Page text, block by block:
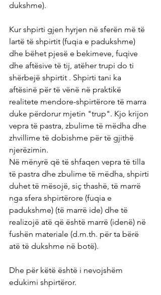
dukshme).
Kur shpirti gjen hyrjen në sferën më të
lartë të shpirtit (fuqia e padukshme)
dhe bëhet pjesë e bekimeve, fuqive
dhe aftësive të tij, atëher trupi do ti
shërbejë shpirtit . Shpirti tani ka
aftësinë për të vënë në praktikë
realitete mendore-shpirtërore të marra
duke përdorur mjetin "trup". Kjo krijon
vepra të pastra, zbulime të mëdha dhe
zhvillime të dobishme për të gjithë
njerëzimin.
Në mënyrë që të shfaqen vepra të tilla
të pastra dhe zbulime të mëdha, shpirti
duhet të mësojë, siç thashë, të marrë
nga sfera shpirtërore (fuqia e
padukshme) (të marrë ide) dhe të
realizojë atë që është marrë (idenë) në
fushën materiale (d.m.th. për ta bërë
atë të dukshme në botë).
Dhe për këtë është i nevojshëm
edukimi shpirtëror.